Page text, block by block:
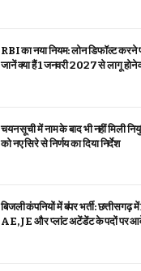
RBI का नया नियम: लोन डिफॉल्ट
जानें क्या हैं 1 जनवरी 2027 से लागू होने
चयन सूची में नाम के बाद भी नहीं मिली
को नए सिरे से निर्णय का दिया निर्देश
बिजली कंपनियों में बंपर भर्ती: छत्तीसगढ़
AE, JE और प्लांट अटेंडेंट के पदों पर